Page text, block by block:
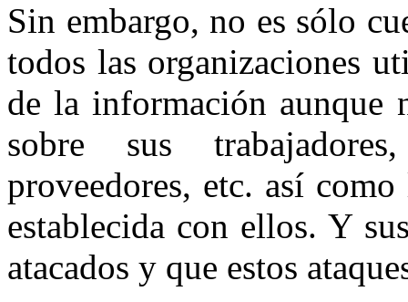
Sin embargo, no es sólo
todos las organizaciones
de la información aunque
sobre sus
proveedores, etc. así
establecida con ellos. Y
atacados y que estos